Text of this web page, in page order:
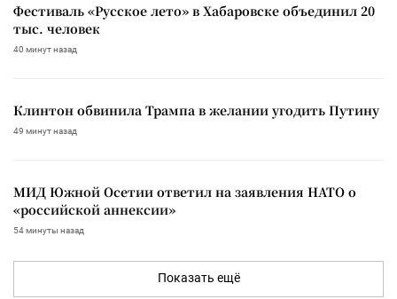
Фестиваль «Русское лето» в Хабаровске объединил 20
тыс. человек
40 минут назад
Клинтон обвинила Трампа в желании угодить Путину
49 минут назад
МИД Южной Осетии ответил на заявления НАТО о
«российской аннексии»
54 минуты назад
Показать ещё